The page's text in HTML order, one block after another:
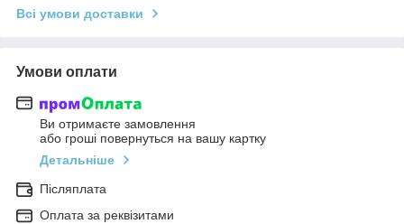
Всі умови доставки
Умови оплати
Ви отримаєте замовлення
або гроші повернуться на вашу картку
Детальніше
Післяплата
Оплата за реквізитами